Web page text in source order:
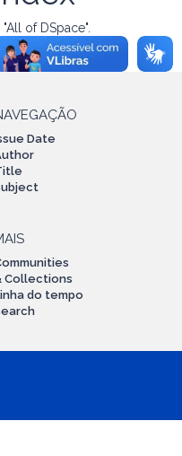
of DSpace".
Date
Collections
do tempo